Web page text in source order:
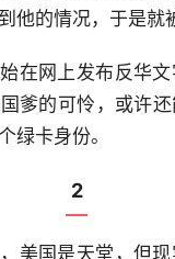
他的情况，于是就
在网上发布反华
爹的可怜，或许
绿卡身份。
2
美国是天堂，但